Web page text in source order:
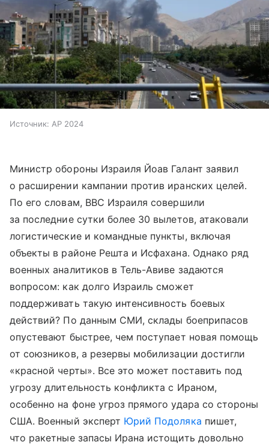
Источник: AP 2024
Министр обороны Израиля Йоав Галант заявил
о расширении кампании против иранских целей.
По его словам, ВВС Израиля совершили
за последние сутки более 30 вылетов, атаковали
логистические и командные пункты, включая
объекты в районе Решта и Исфахана. Однако ряд
военных аналитиков в Тель-Авиве задаются
вопросом: как долго Израиль сможет
поддерживать такую интенсивность боевых
действий? По данным СМИ, склады боеприпасов
опустевают быстрее, чем поступает новая помощь
от союзников, а резервы мобилизации достигли
«красной черты». Все это может поставить под
угрозу длительность конфликта с Ираном,
особенно на фоне угроз прямого удара со стороны
США. Военный эксперт Юрий Подоляка пишет,
что ракетные запасы Ирана истощить довольно